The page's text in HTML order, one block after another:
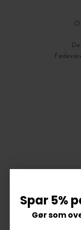
Spar 5%
Gør som